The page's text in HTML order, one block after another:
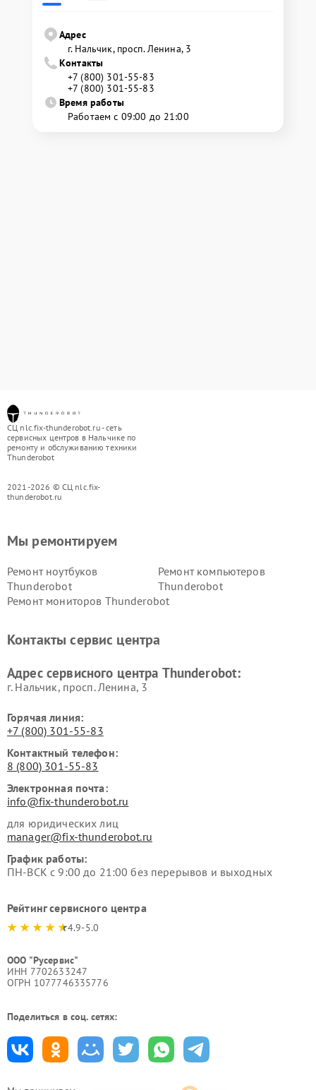
Адрес
г. Нальчик, просп. Ленина, 3
Контакты
+7 (800) 301-55-83
+7 (800) 301-55-83
Время работы
Работаем с 09:00 до 21:00
СЦ nlc.fix-thunderobot.ru - сеть
сервисных центров в Нальчике по
ремонту и обслуживанию техники
Thunderobot
2021-2026 © СЦ nlc.fix-
thunderobot.ru
Мы ремонтируем
Ремонт ноутбуков
Thunderobot
Ремонт компьютеров
Thunderobot
Ремонт мониторов Thunderobot
Контакты сервис центра
Адрес сервисного центра Thunderobot:
г. Нальчик, просп. Ленина, 3
Горячая линия:
+7 (800) 301-55-83
Контактный телефон:
8 (800) 301-55-83
Электронная почта:
info@fix-thunderobot.ru
для юридических лиц
manager@fix-thunderobot.ru
График работы:
ПН-ВСК с 9:00 до 21:00 без перерывов и выходных
Рейтинг сервисного центра
4.9-5.0
ООО "Русервис"
ИНН 7702633247
ОГРН 1077746335776
Поделиться в соц. сетях: